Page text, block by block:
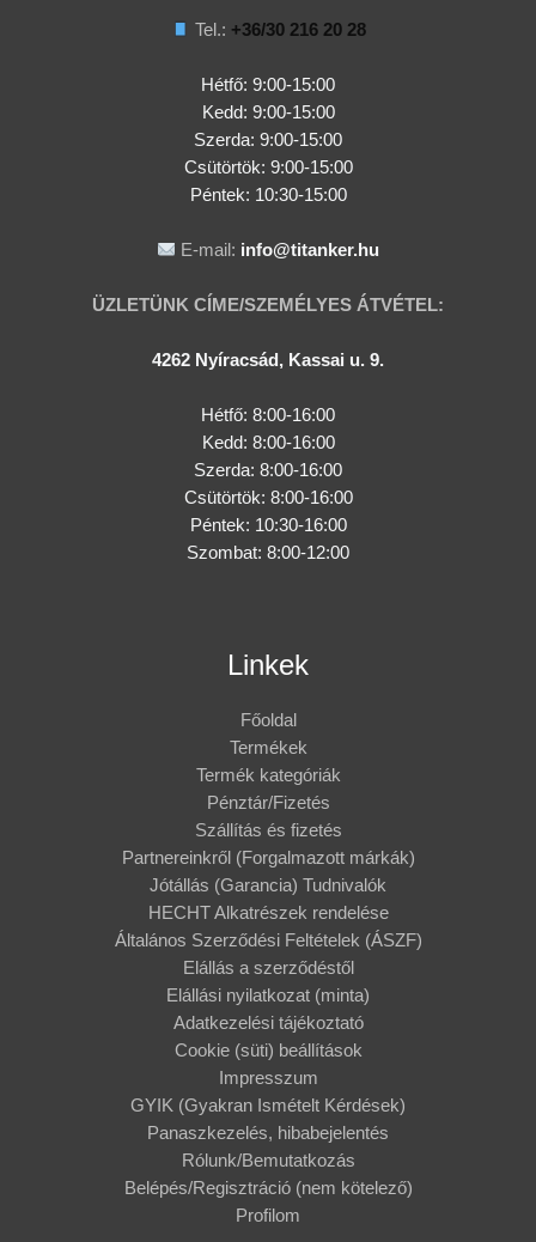
Tel.: +36/30 216 20 28
Hétfő: 9:00-15:00
Kedd: 9:00-15:00
Szerda: 9:00-15:00
Csütörtök: 9:00-15:00
Péntek: 10:30-15:00
E-mail: info@titanker.hu
ÜZLETÜNK CÍME/SZEMÉLYES ÁTVÉTEL:
4262 Nyíracsád, Kassai u. 9.
Hétfő: 8:00-16:00
Kedd: 8:00-16:00
Szerda: 8:00-16:00
Csütörtök: 8:00-16:00
Péntek: 10:30-16:00
Szombat: 8:00-12:00
Linkek
Főoldal
Termékek
Termék kategóriák
Pénztár/Fizetés
Szállítás és fizetés
Partnereinkről (Forgalmazott márkák)
Jótállás (Garancia) Tudnivalók
HECHT Alkatrészek rendelése
Általános Szerződési Feltételek (ÁSZF)
Elállás a szerződéstől
Elállási nyilatkozat (minta)
Adatkezelési tájékoztató
Cookie (süti) beállítások
Impresszum
GYIK (Gyakran Ismételt Kérdések)
Panaszkezelés, hibabejelentés
Rólunk/Bemutatkozás
Belépés/Regisztráció (nem kötelező)
Profilom